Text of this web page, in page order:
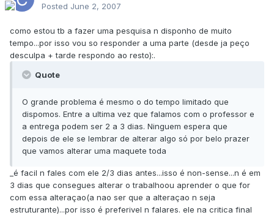
Posted June 2, 2007
como estou tb a fazer uma pesquisa n disponho de muito
tempo...por isso vou so responder a uma parte (desde ja peço
desculpa + tarde respondo ao resto):.
Quote
O grande problema é mesmo o do tempo limitado que
dispomos. Entre a ultima vez que falamos com o professor e
a entrega podem ser 2 a 3 dias. Ninguem espera que
depois de ele se lembrar de alterar algo só por belo prazer
que vamos alterar uma maquete toda
_é facil n fales com ele 2/3 dias antes...isso é non-sense...n é em
3 dias que consegues alterar o trabalhoou aprender o que for
com essa alteraçao(a nao ser que a alteraçao n seja
estruturante)...por isso é preferivel n falares. ele na critica final